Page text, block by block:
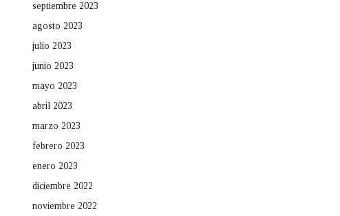
septiembre 2023
agosto 2023
julio 2023
junio 2023
mayo 2023
abril 2023
marzo 2023
febrero 2023
enero 2023
diciembre 2022
noviembre 2022